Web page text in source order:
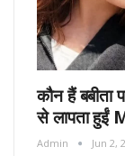
कौन हैं बबीता
से लापता हुईं
Admin Jun 2,